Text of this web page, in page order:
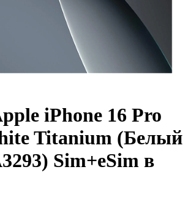
iPhone 16 Pro
Titanium (Белый
Sim+eSim в